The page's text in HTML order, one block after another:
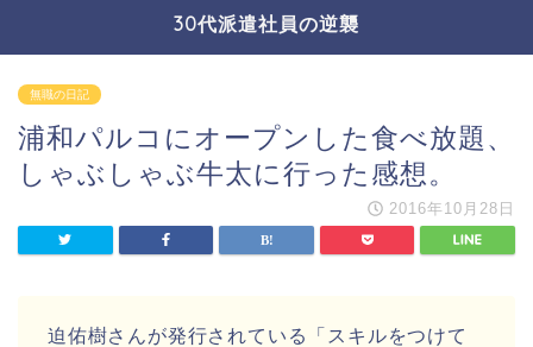
30代派遣社員の逆襲
無職の日記
浦和パルコにオープンした食べ放題、
しゃぶしゃぶ牛太に行った感想。
2016年10月28日
迫佑樹さんが発行されている「スキルをつけて